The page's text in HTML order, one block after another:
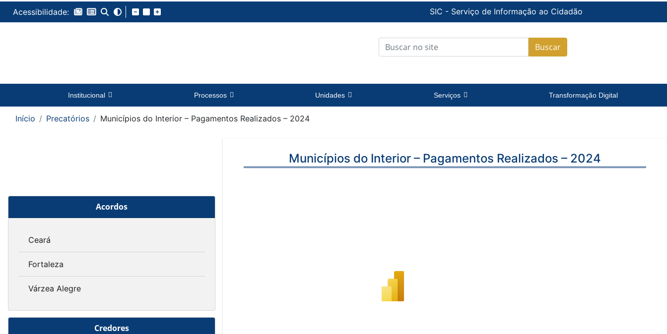
Acessibilidade: SIC - Serviço de Informação ao Cidadão
Buscar
Institucional Processos Unidades Serviços Transformação Digital
Início Precatórios Municípios do Interior – Pagamentos Realizados – 2024
Acordos
Ceará
Fortaleza
Várzea Alegre
Credores
Municípios do Interior – Pagamentos Realizados – 2024